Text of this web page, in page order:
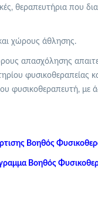
θεραπευτήρια που
χώρους άθλησης.
απασχόλησης
φυσικοθεραπείας
φυσικοθεραπευτή, με
Βοηθός
Βοηθός